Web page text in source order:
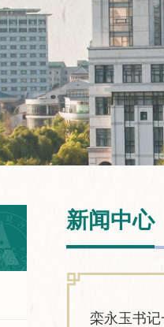
新闻中心
栾永玉书